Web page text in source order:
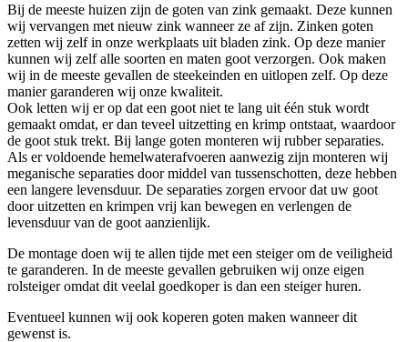
Bij de meeste huizen zijn de goten van zink gemaakt. Deze kunnen
wij vervangen met nieuw zink wanneer ze afzijn. Zinken goten
zetten wij zelf in onze werkplaats uit bladen zink. Op deze manier
kunnen wij zelf alle soorten en maten goot verzorgen. Ook maken
wij in de meeste gevallen de steekeinden en uitlopen zelf. Op deze
manier garanderen wij onze kwaliteit.
Ook letten wij er op dat een goot niet te lang uit één stuk wordt
gemaakt omdat, er dan teveel uitzetting en krimp ontstaat, waardoor
de goot stuk trekt. Bij lange goten monteren wij rubber separaties.
Als er voldoende hemelwaterafvoeren aanwezig zijn monteren wij
meganische separaties door middel van tussenschotten, deze hebben
een langere levensduur. De separaties zorgen ervoor dat uw goot
door uitzetten en krimpen vrij kan bewegen en verlengen de
levensduur van de goot aanzienlijk.
De montage doen wij te allen tijde met een steiger om de veiligheid
te garanderen. In de meeste gevallen gebruiken wij onze eigen
rolsteiger omdat dit veelal goedkoper is dan een steiger huren.
Eventueel kunnen wij ook koperen goten maken wanneer dit
gewenst is.